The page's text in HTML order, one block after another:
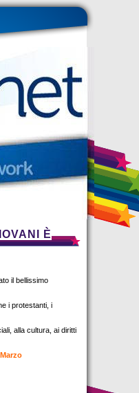
È
il bellissimo
i protestanti, i
alla cultura, ai diritti